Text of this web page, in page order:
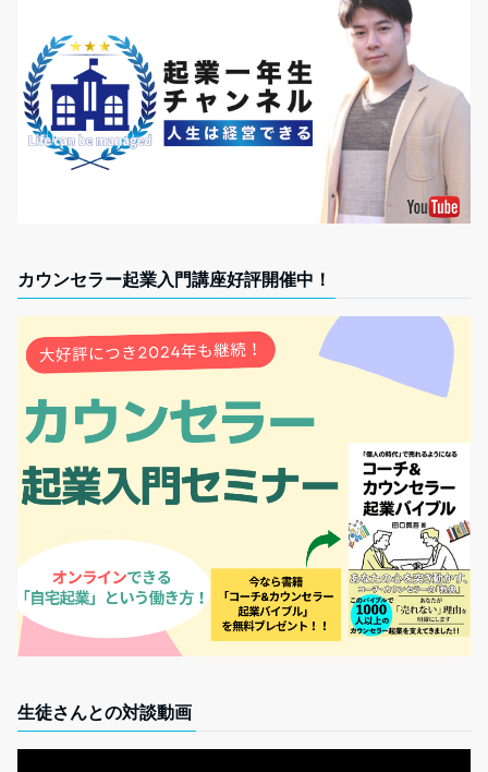
カウンセラー起業入門講座好評開催中！
生徒さんとの対談動画